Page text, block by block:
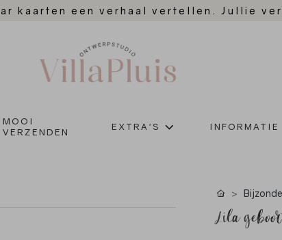
kaarten een verhaal vertellen. Jullie
MOOI
VERZENDEN
EXTRA'S INFORMATIE
Lila